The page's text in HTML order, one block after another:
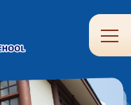
Main
園
道